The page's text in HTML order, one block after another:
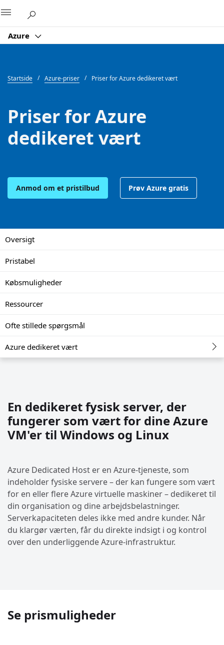
Azure
Startside Azure-priser Priser for Azure dedikeret vært
Priser for Azure
dedikeret vært
Anmod om et pristilbud Prøv Azure gratis
Oversigt
Pristabel
Købsmuligheder
Ressourcer
Ofte stillede spørgsmål
Azure dedikeret vært
En dedikeret fysisk server, der
fungerer som vært for dine Azure
VM'er til Windows og Linux
Azure Dedicated Host er en Azure-tjeneste, som
indeholder fysiske servere – der kan fungere som vært
for en eller flere Azure virtuelle maskiner – dedikeret til
din organisation og dine arbejdsbelastninger.
Serverkapaciteten deles ikke med andre kunder. Når
du klargør værten, får du direkte indsigt i og kontrol
over den underliggende Azure-infrastruktur.
Se prismuligheder